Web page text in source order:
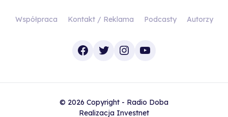
Współpraca Kontakt / Reklama Podcasty Autorzy
Facebook
TwitterInstagram
YouTube
© 2026 Copyright - Radio Doba
Realizacja Investnet